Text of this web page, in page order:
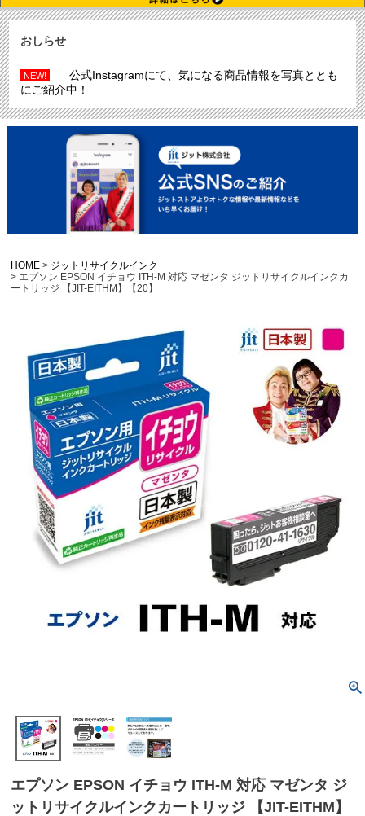
おしらせ
NEW!
公式Instagramにて、気になる商品情報を写真ととも
にご紹介中！
HOME
ジットリサイクルインク
エプソン EPSON イチョウ ITH-M 対応 マゼンタ ジットリサイクルインクカ
ートリッジ 【JIT-EITHM】【20】
エプソン EPSON イチョウ ITH-M 対応 マゼンタ ジ
ットリサイクルインクカートリッジ 【JIT-EITHM】